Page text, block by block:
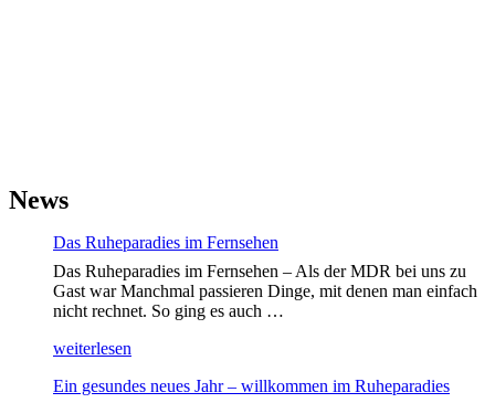
News
Das Ruheparadies im Fernsehen
Das Ruheparadies im Fernsehen – Als der MDR bei uns zu
Gast war Manchmal passieren Dinge, mit denen man einfach
nicht rechnet. So ging es auch …
„Das
im
weiterlesen
Ein gesundes neues Jahr – willkommen im Ruheparadies